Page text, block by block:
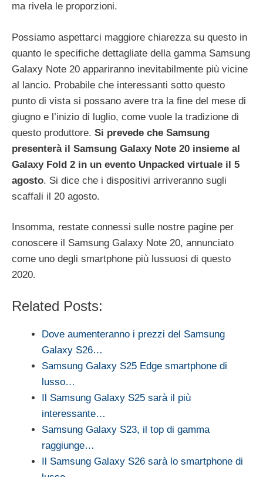
ma rivela le proporzioni.
Possiamo aspettarci maggiore chiarezza su questo in
quanto le specifiche dettagliate della gamma Samsung
Galaxy Note 20 appariranno inevitabilmente più vicine
al lancio. Probabile che interessanti sotto questo
punto di vista si possano avere tra la fine del mese di
giugno e l’inizio di luglio, come vuole la tradizione di
questo produttore. Si prevede che Samsung
presenterà il Samsung Galaxy Note 20 insieme al
Galaxy Fold 2 in un evento Unpacked virtuale il 5
agosto. Si dice che i dispositivi arriveranno sugli
scaffali il 20 agosto.
Insomma, restate connessi sulle nostre pagine per
conoscere il Samsung Galaxy Note 20, annunciato
come uno degli smartphone più lussuosi di questo
2020.
Related Posts:
Dove aumenteranno i prezzi del Samsung
Galaxy S26…
Samsung Galaxy S25 Edge smartphone di
lusso…
Il Samsung Galaxy S25 sarà il più
interessante…
Samsung Galaxy S23, il top di gamma
raggiunge…
Il Samsung Galaxy S26 sarà lo smartphone di